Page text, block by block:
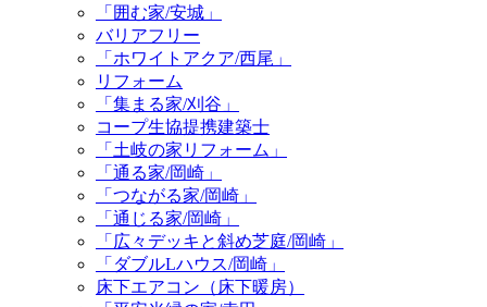
「囲む家/安城」
バリアフリー
「ホワイトアクア/西尾」
リフォーム
「集まる家/刈谷」
コープ生協提携建築士
「土岐の家リフォーム」
「通る家/岡崎」
「つながる家/岡崎」
「通じる家/岡崎」
「広々デッキと斜め芝庭/岡崎」
「ダブルLハウス/岡崎」
床下エアコン（床下暖房）